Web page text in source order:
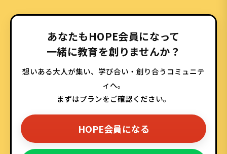
あなたもHOPE会員になって
一緒に教育を創りませんか？
想いある大人が集い、学び合い・創り合うコミュニテ
ィへ。
まずはプランをご確認ください。
HOPE会員になる